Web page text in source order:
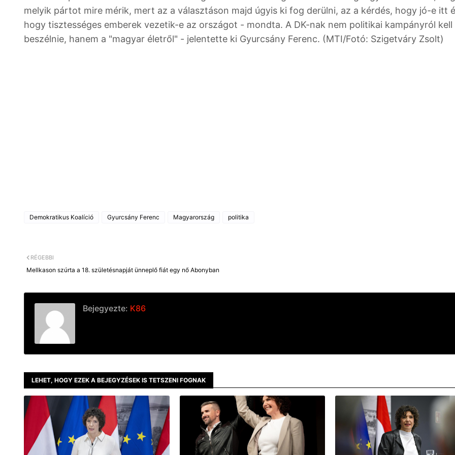
melyik pártot mire mérik, mert az a választáson majd úgyis ki fog derülni, az a kérdés, hogy jó-e itt
hogy tisztességes emberek vezetik-e az országot - mondta. A DK-nak nem politikai kampányról kell
beszélnie, hanem a "magyar életről" - jelentette ki Gyurcsány Ferenc. (MTI/Fotó: Szigetváry Zsolt)
Demokratikus Koalíció Gyurcsány Ferenc Magyarország politika
RÉGEBBI
Mellkason szúrta a 18. születésnapját ünneplő fiát egy nő Abonyban
Bejegyezte: K86
LEHET, HOGY EZEK A BEJEGYZÉSEK IS TETSZENI FOGNAK